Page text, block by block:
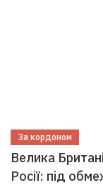
За кордоном
Велика
Росії: під